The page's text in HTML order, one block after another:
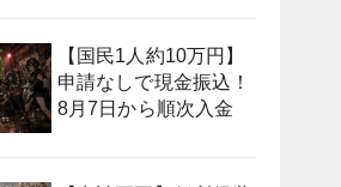
【国民1人約10万円】
申請なしで現金振込！
8月7日から順次入金